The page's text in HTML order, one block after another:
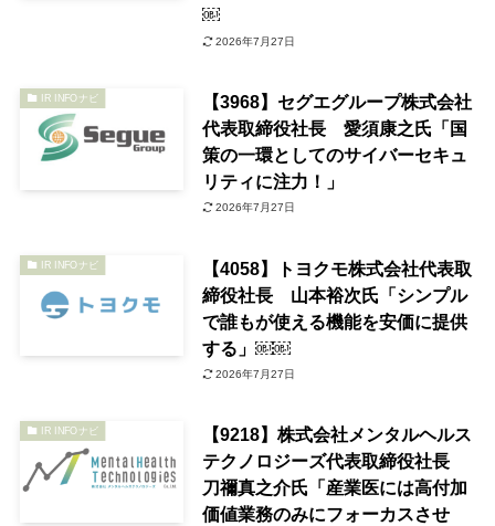
￼
2026年7月27日
IR INFOナビ
【3968】セグエグループ株式会社
代表取締役社長 愛須康之氏「国
策の一環としてのサイバーセキュ
リティに注力！」
2026年7月27日
IR INFOナビ
【4058】トヨクモ株式会社代表取
締役社長 山本裕次氏「シンプル
で誰もが使える機能を安価に提供
する」￼￼
2026年7月27日
IR INFOナビ
【9218】株式会社メンタルヘルス
テクノロジーズ代表取締役社長
刀禰真之介氏「産業医には高付加
価値業務のみにフォーカスさせ